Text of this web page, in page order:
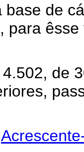
de
para
4.502, de